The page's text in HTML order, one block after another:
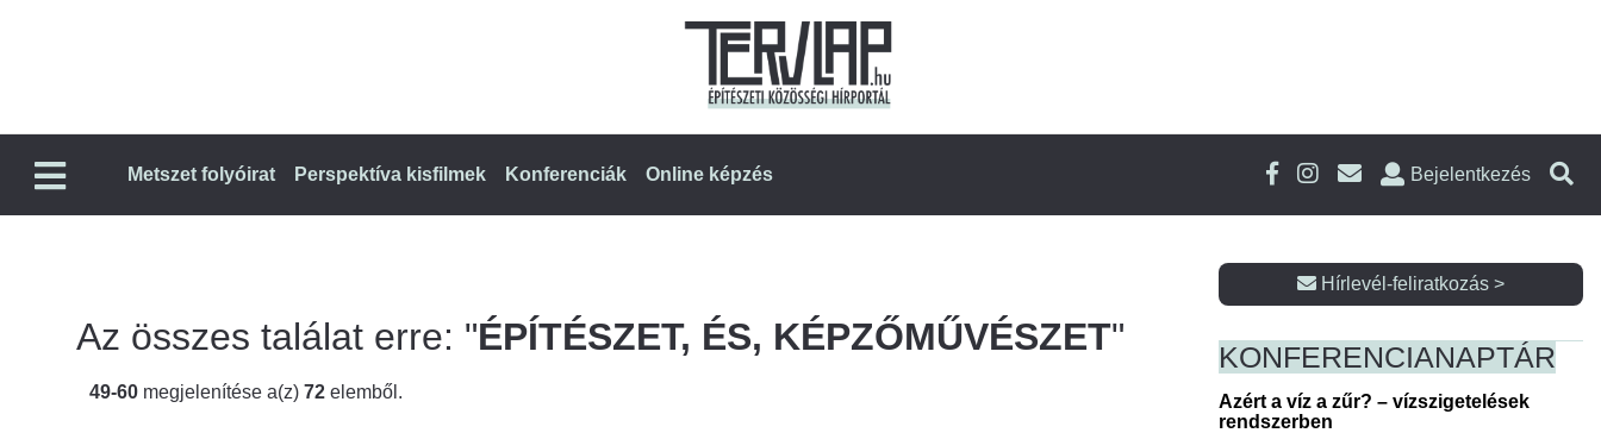
Metszet folyóirat Perspektíva kisfilmek Konferenciák Online képzés Bejelentkezés
Az összes találat erre: "ÉPÍTÉSZET, ÉS, KÉPZŐMŰVÉSZET"
49-60 megjelenítése a(z) 72 elemből.
Hírlevél-feliratkozás >
KONFERENCIANAPTÁR
Azért a víz a zűr? – vízszigetelések
rendszerben